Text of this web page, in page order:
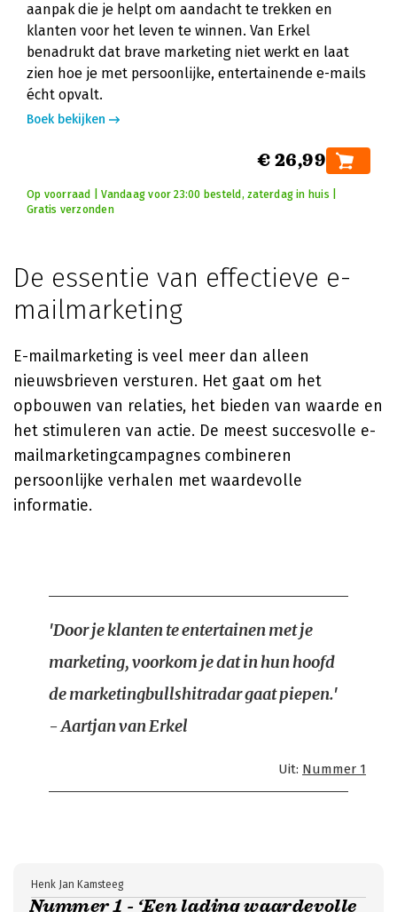
aanpak die je helpt om aandacht te trekken en
klanten voor het leven te winnen. Van Erkel
benadrukt dat brave marketing niet werkt en laat
zien hoe je met persoonlijke, entertainende e-mails
écht opvalt.
Boek bekijken
€ 26,99
Op voorraad | Vandaag voor 23:00 besteld, zaterdag in huis |
Gratis verzonden
De essentie van effectieve e-
mailmarketing
E-mailmarketing is veel meer dan alleen
nieuwsbrieven versturen. Het gaat om het
opbouwen van relaties, het bieden van waarde en
het stimuleren van actie. De meest succesvolle e-
mailmarketingcampagnes combineren
persoonlijke verhalen met waardevolle
informatie.
'Door je klanten te entertainen met je
marketing, voorkom je dat in hun hoofd
de marketingbullshitradar gaat piepen.'
- Aartjan van Erkel
Uit: Nummer 1
Nummer 1 - ‘Een lading waardevolle
Henk Jan Kamsteeg